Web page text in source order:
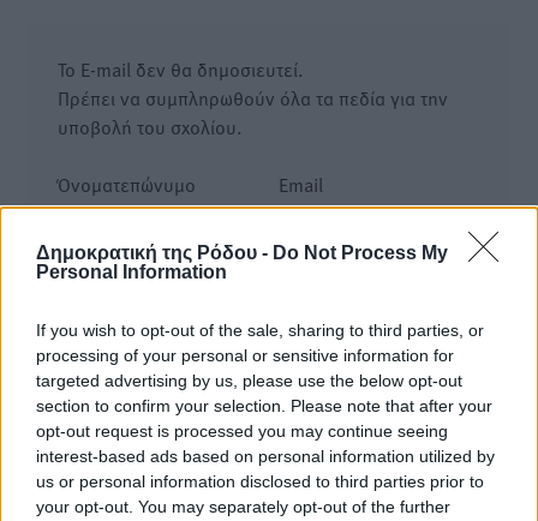
Δημοκρατική της Ρόδου - Do Not Process My
Personal Information
If you wish to opt-out of the sale, sharing to third parties, or
processing of your personal or sensitive information for
targeted advertising by us, please use the below opt-out
section to confirm your selection. Please note that after your
opt-out request is processed you may continue seeing
interest-based ads based on personal information utilized by
us or personal information disclosed to third parties prior to
your opt-out. You may separately opt-out of the further
Το E-mail δεν θα δημοσιευτεί.
Πρέπει να συμπληρωθούν όλα τα πεδία για την
υποβολή του σχολίου.
Όνοματεπώνυμο Email